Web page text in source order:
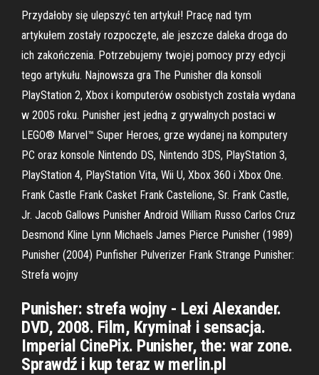
Przydałoby się ulepszyć ten artykuł! Pracę nad tym
artykułem zostały rozpoczęte, ale jeszcze daleka droga do
ich zakończenia. Potrzebujemy twojej pomocy przy edycji
tego artykułu. Najnowsza gra The Punisher dla konsoli
PlayStation 2, Xbox i komputerów osobistych została wydana
w 2005 roku. Punisher jest jedną z grywalnych postaci w
LEGO® Marvel™ Super Heroes, grze wydanej na komputery
PC oraz konsole Nintendo DS, Nintendo 3DS, PlayStation 3,
PlayStation 4, PlayStation Vita, Wii U, Xbox 360 i Xbox One.
Frank Castle Frank Casket Frank Castelione, Sr. Frank Castle,
Jr. Jacob Gallows Punisher Android William Russo Carlos Cruz
Desmond Kline Lynn Michaels James Pierce Punisher (1989)
Punisher (2004) Punfisher Pulverizer Frank Strange Punisher:
Strefa wojny
Punisher: strefa wojny - Lexi Alexander.
DVD, 2008. Film, Kryminał i sensacja.
Imperial CinePix. Punisher, the: war zone.
Sprawdź i kup teraz w merlin.pl